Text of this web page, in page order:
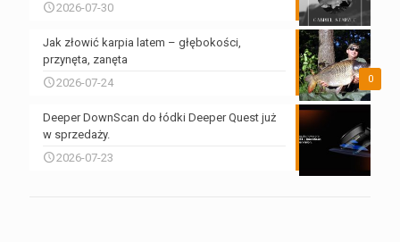
2026-07-30
0
Jak złowić karpia latem – głębokości,
przynęta, zanęta
2026-07-24
Deeper DownScan do łódki Deeper Quest już
w sprzedaży.
2026-07-23